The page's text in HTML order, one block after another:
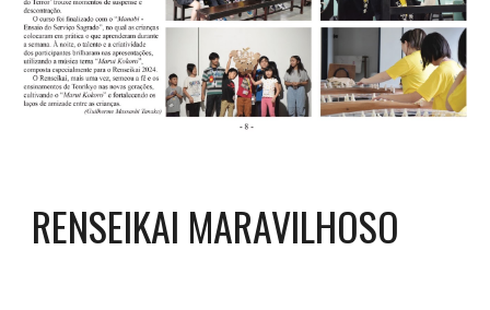
RENSEIKAI MARAVILHOSO